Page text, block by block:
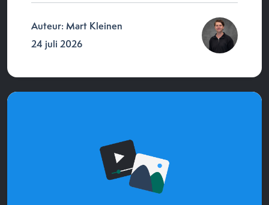
Auteur: Mart Kleinen
24 juli 2026